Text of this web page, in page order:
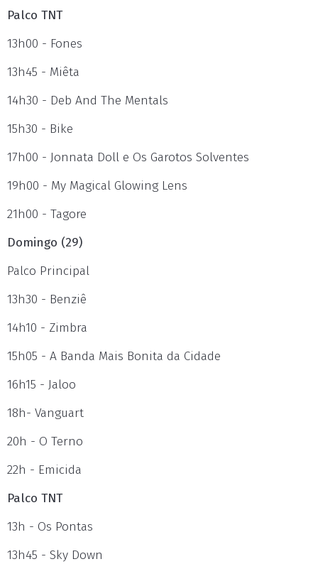
Palco TNT
13h00 - Fones
13h45 - Miêta
14h30 - Deb And The Mentals
15h30 - Bike
17h00 - Jonnata Doll e Os Garotos Solventes
19h00 - My Magical Glowing Lens
21h00 - Tagore
Domingo (29)
Palco Principal
13h30 - Benziê
14h10 - Zimbra
15h05 - A Banda Mais Bonita da Cidade
16h15 - Jaloo
18h- Vanguart
20h - O Terno
22h - Emicida
Palco TNT
13h - Os Pontas
13h45 - Sky Down